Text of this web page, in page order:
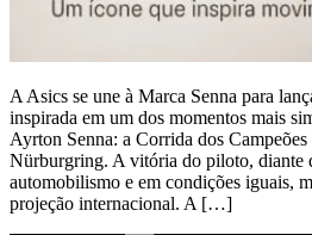
A Asics se une à Marca Senna para
inspirada em um dos momentos mais
Ayrton Senna: a Corrida dos
Nürburgring. A vitória do piloto, diante
automobilismo e em condições iguais,
projeção internacional. A […]